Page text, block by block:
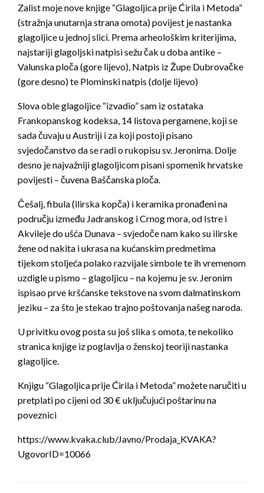
Zalist moje nove knjige “Glagoljica prije Ćirila i Metoda”
(stražnja unutarnja strana omota) povijest je nastanka
glagoljice u jednoj slici. Prema arheološkim kriterijima,
najstariji glagoljski natpisi sežu čak u doba antike –
Valunska ploča (gore lijevo), Natpis iz Župe Dubrovačke
(gore desno) te Plominski natpis (dolje lijevo)
Slova oble glagoljice “izvadio” sam iz ostataka
Frankopanskog kodeksa, 14 listova pergamene, koji se
sada čuvaju u Austriji i za koji postoji pisano
svjedočanstvo da se radi o rukopisu sv. Jeronima. Dolje
desno je najvažniji glagoljicom pisani spomenik hrvatske
povijesti – čuvena Baščanska ploča.
Češalj, fibula (ilirska kopča) i keramika pronađeni na
području između Jadranskog i Crnog mora, od Istre i
Akvileje do ušća Dunava – svjedoče nam kako su ilirske
žene od nakita i ukrasa na kućanskim predmetima
tijekom stoljeća polako razvijale simbole te ih vremenom
uzdigle u pismo – glagoljicu – na kojemu je sv. Jeronim
ispisao prve kršćanske tekstove na svom dalmatinskom
jeziku – za što je stekao trajno poštovanja našeg naroda.
U privitku ovog posta su još slika s omota, te nekoliko
stranica knjige iz poglavlja o ženskoj teoriji nastanka
glagoljice.
Knjigu “Glagoljica prije Ćirila i Metoda” možete naručiti u
pretplati po cijeni od 30 € uključujući poštarinu na
poveznici
https://www.kvaka.club/Javno/Prodaja_KVAKA?
UgovorID=10066